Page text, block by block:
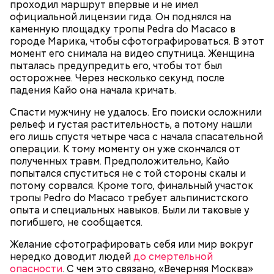
проходил маршрут впервые и не имел
официальной лицензии гида. Он поднялся на
каменную площадку тропы Pedra do Macaco в
городе Марика, чтобы сфотографироваться. В этот
момент его снимала на видео спутница. Женщина
пыталась предупредить его, чтобы тот был
осторожнее. Через несколько секунд после
падения Кайо она начала кричать.
Спасти мужчину не удалось. Его поиски осложнили
рельеф и густая растительность, а потому нашли
его лишь спустя четыре часа с начала спасательной
операции. К тому моменту он уже скончался от
полученных травм. Предположительно, Кайо
попытался спуститься не с той стороны скалы и
потому сорвался. Кроме того, финальный участок
тропы Pedro do Macaco требует альпинистского
опыта и специальных навыков. Были ли таковые у
погибшего, не сообщается.
Желание сфотографировать себя или мир вокруг
нередко доводит людейдо смертельной
опасности. С чем это связано, «Вечерняя Москва»
предпринимателем, осуществлял
предпринимательскую деятельность в области
продажи и размещения рекламы в социальных
Родственники обналичивали деньги и возвращали
их Гасанову. А чтобы пользоваться деньгами и не
вызвать подозрений у налоговой, Гасанов либо
распределял их между еще несколькими счетами,
либопокупал на них квартиры.
Следующим подопытным стал друг детства
Миссюры Константин. 3 февраля того же года,
когда молодые люди ехали вместе в машине,
подозреваемый угостил приятеля морсом с
этиленгликолем. Через два дня Константин умер в
больнице.
— Мы съездили за витаминами, вернулись обратно,
поднялись домой. У него ухудшилось самочувствие
через сутки... Его увезли в больницу,
реанимировали, и там он скончался, — рассказывал
Миссюра на допросе.